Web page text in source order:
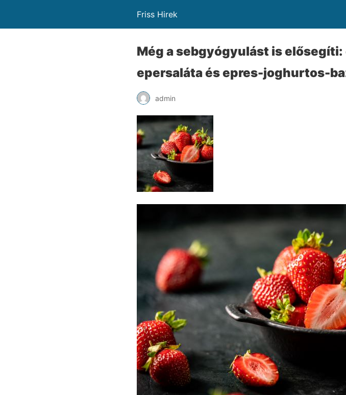
Friss Hirek
Még a sebgyógyulást is
epersaláta és epres-joghurtos-
admin